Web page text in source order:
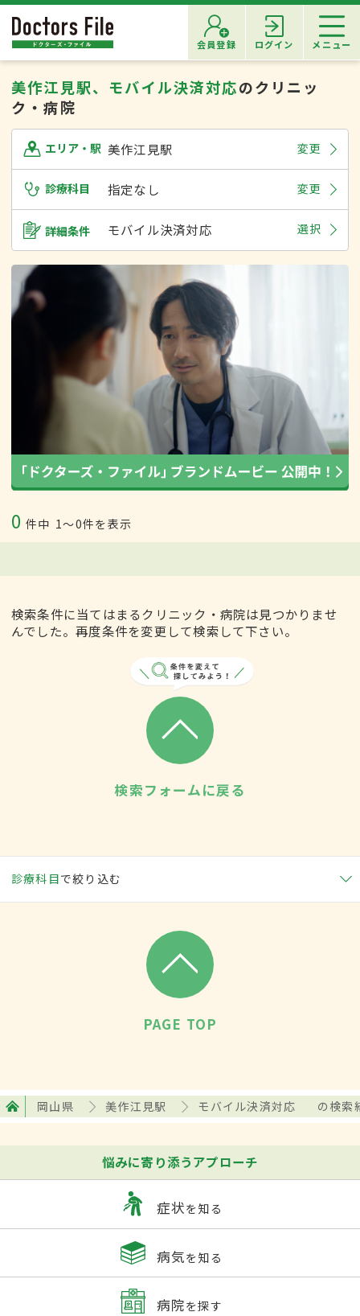
会員登録 ログイン メニュー
美作江見駅、モバイル決済対応のクリニッ
ク・病院
エリア・駅 美作江見駅 変更
診療科目 指定なし 変更
詳細条件 モバイル決済対応 選択
0 件中 1〜0件を表示
検索条件に当てはまるクリニック・病院は見つかりませ
んでした。再度条件を変更して検索して下さい。
検索フォームに戻る
診療科目で絞り込む
PAGE TOP
岡山県 美作江見駅 モバイル決済対応 の検索
悩みに寄り添うアプローチ
症状を知る
病気を知る
病院を探す